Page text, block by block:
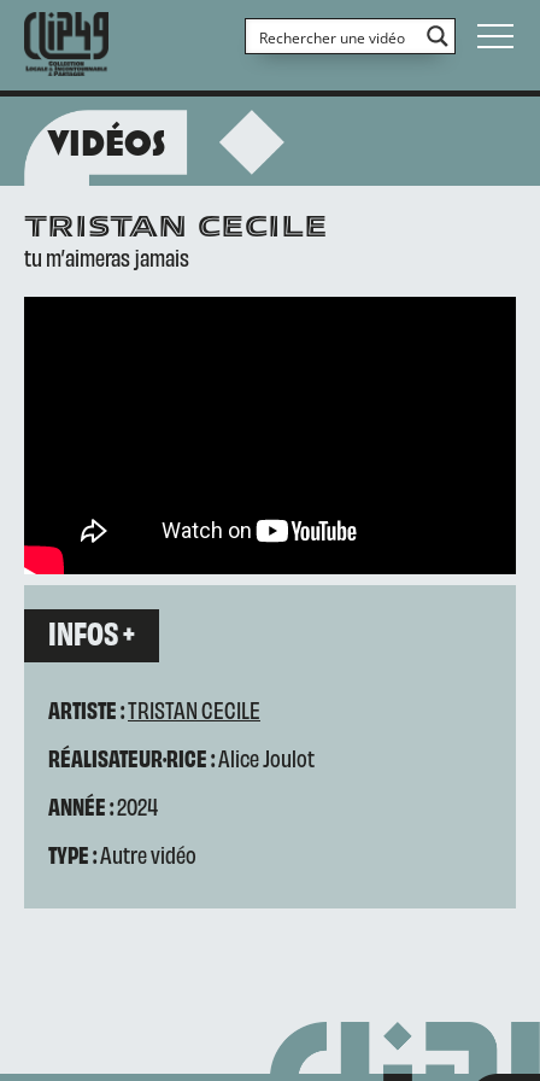
VIDÉOS
TRISTAN CECILE
tu m’aimeras jamais
INFOS +
ARTISTE :TRISTAN CECILE
RÉALISATEUR·RICE :Alice Joulot
ANNÉE :2024
TYPE :Autre vidéo